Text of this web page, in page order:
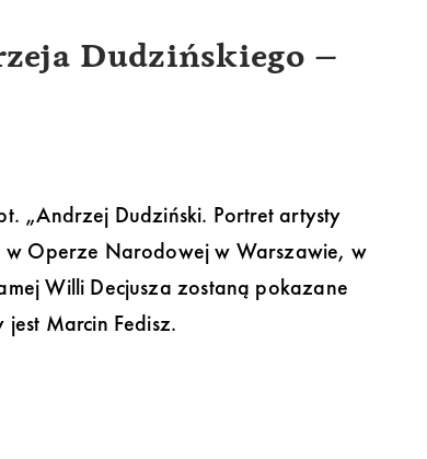
Dudzińskiego –
„Andrzej Dudziński. Portret artysty
w Operze Narodowej w Warszawie, w
Willi Decjusza zostaną pokazane
Marcin Fedisz.